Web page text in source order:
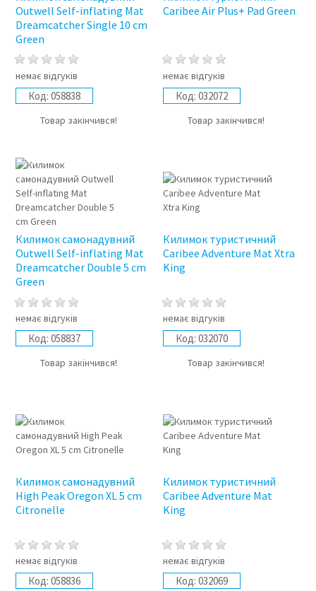
Outwell Self-inflating Mat
Dreamcatcher Single 10 cm
Green
немає відгуків
Код: 058838
Товар закінчився!
Caribee Air Plus+ Pad Green
немає відгуків
Код: 032072
Товар закінчився!
Килимок самонадувний
Outwell Self-inflating Mat
Dreamcatcher Double 5 cm
Green
немає відгуків
Код: 058837
Товар закінчився!
Килимок туристичний
Caribee Adventure Mat Xtra
King
немає відгуків
Код: 032070
Товар закінчився!
Килимок самонадувний
High Peak Oregon XL 5 cm
Citronelle
немає відгуків
Код: 058836
Килимок туристичний
Caribee Adventure Mat
King
немає відгуків
Код: 032069